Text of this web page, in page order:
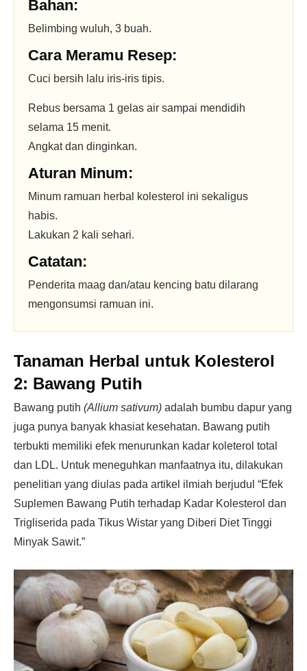
Bahan:
Belimbing wuluh, 3 buah.
Cara Meramu Resep:
Cuci bersih lalu iris-iris tipis.
Rebus bersama 1 gelas air sampai mendidih
selama 15 menit.
Angkat dan dinginkan.
Aturan Minum:
Minum ramuan herbal kolesterol ini sekaligus
habis.
Lakukan 2 kali sehari.
Catatan:
Penderita maag dan/atau kencing batu dilarang
mengonsumsi ramuan ini.
Tanaman Herbal untuk Kolesterol
2: Bawang Putih
Bawang putih (Allium sativum) adalah bumbu dapur yang
juga punya banyak khasiat kesehatan. Bawang putih
terbukti memiliki efek menurunkan kadar koleterol total
dan LDL. Untuk meneguhkan manfaatnya itu, dilakukan
penelitian yang diulas pada artikel ilmiah berjudul “Efek
Suplemen Bawang Putih terhadap Kadar Kolesterol dan
Trigliserida pada Tikus Wistar yang Diberi Diet Tinggi
Minyak Sawit.”